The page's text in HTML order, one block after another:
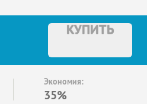
КУПИТЬ
Экономия:
35%